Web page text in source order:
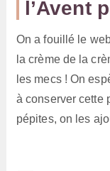
l’Avent
On a fouillé le
la crème de la
les mecs ! On
à conserver cette
pépites, on les